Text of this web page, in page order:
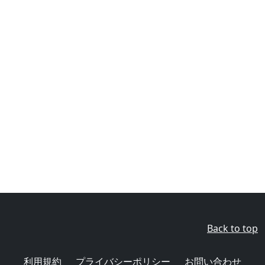
Back to top
利用規約 プライバシーポリシー お問い合わせ